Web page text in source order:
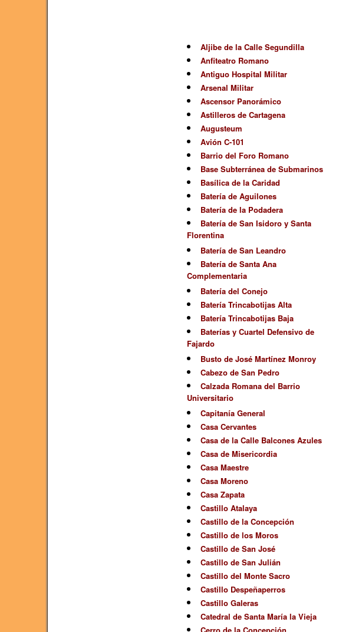
Aljibe de la Calle Segundilla
Anfiteatro Romano
Antiguo Hospital Militar
Arsenal Militar
Ascensor Panorámico
Astilleros de Cartagena
Augusteum
Avión C-101
Barrio del Foro Romano
Base Subterránea de Submarinos
Basílica de la Caridad
Batería de Aguilones
Batería de la Podadera
Batería de San Isidoro y Santa
Florentina
Batería de San Leandro
Batería de Santa Ana
Complementaria
Batería del Conejo
Batería Trincabotijas Alta
Batería Trincabotijas Baja
Baterías y Cuartel Defensivo de
Fajardo
Busto de José Martínez Monroy
Cabezo de San Pedro
Calzada Romana del Barrio
Universitario
Capitanía General
Casa Cervantes
Casa de la Calle Balcones Azules
Casa de Misericordia
Casa Maestre
Casa Moreno
Casa Zapata
Castillo Atalaya
Castillo de la Concepción
Castillo de los Moros
Castillo de San José
Castillo de San Julián
Castillo del Monte Sacro
Castillo Despeñaperros
Castillo Galeras
Catedral de Santa María la Vieja